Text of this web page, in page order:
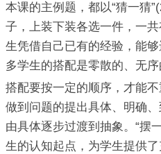
本课的主例题，都以“猜一猜
子，上装下装各选一件，一
生凭借自己已有的经验，能
多学生的搭配是零散的、无序
搭配要按一定的顺序，才能
做到问题的提出具体、明确
由具体逐步过渡到抽象。“摆
生的认知起点，为学生提供